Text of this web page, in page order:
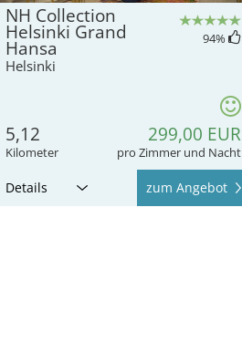
NH Collection
Helsinki Grand
Hansa
Helsinki
94%
5,12
Kilometer
299,00 EUR
pro Zimmer und Nacht
Details zum Angebot